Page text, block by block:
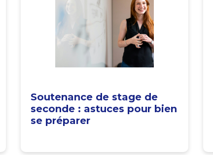
Soutenance de stage de
seconde : astuces pour bien
se préparer